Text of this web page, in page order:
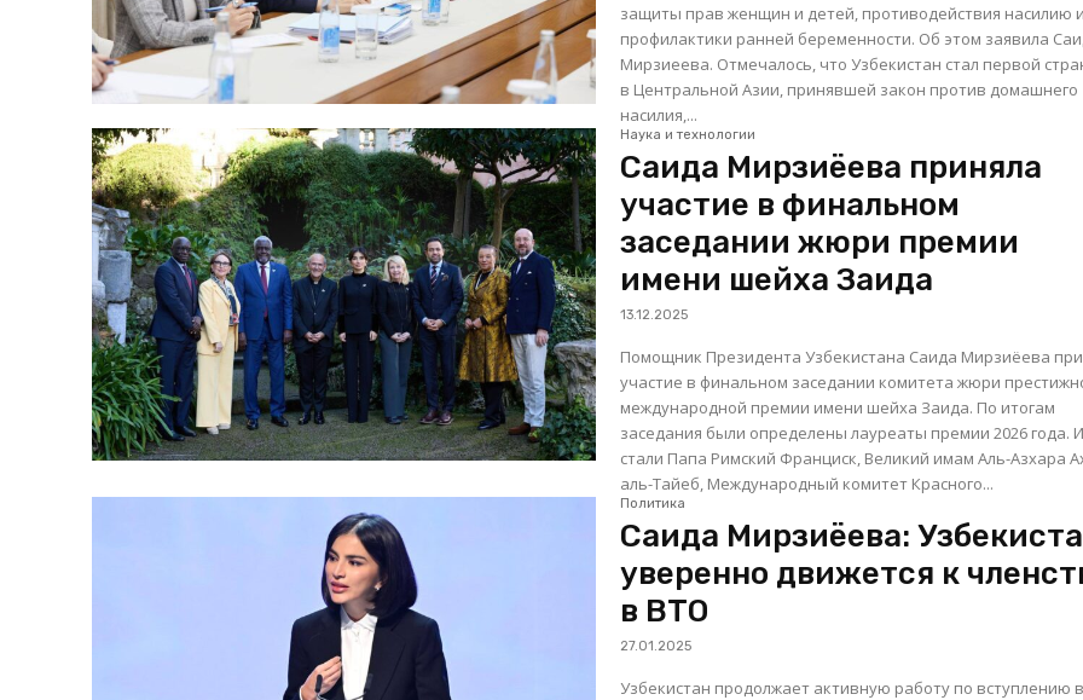
защиты прав женщин и детей, противодействия насилию и
профилактики ранней беременности. Об этом заявила
Мирзиеева. Отмечалось, что Узбекистан стал первой страной
в Центральной Азии, принявшей закон против домашнего
насилия,...
Наука и технологии
Саида Мирзиёева приняла
участие в финальном
заседании жюри премии
имени шейха Заида
13.12.2025
Помощник Президента Узбекистана Саида Мирзиёева
участие в финальном заседании комитета жюри
международной премии имени шейха Заида. По итогам
заседания были определены лауреаты премии 2026 года.
стали Папа Римский Франциск, Великий имам Аль-Азхара
аль-Тайеб, Международный комитет Красного...
Политика
Саида Мирзиёева:
уверенно движется к
в ВТО
27.01.2025
Узбекистан продолжает активную работу по вступлению